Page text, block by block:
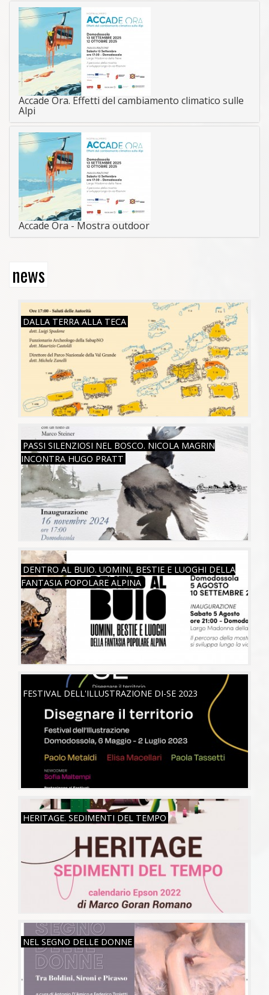
Accade Ora. Effetti del cambiamento climatico sulle
Alpi
Accade Ora - Mostra outdoor
news
DALLA TERRA ALLA TECA
SAB, 26/07/2025
PASSI SILENZIOSI NEL BOSCO. NICOLA MAGRIN
INCONTRA HUGO PRATT
SAB, 16/11/2024
DENTRO AL BUIO. UOMINI, BESTIE E LUOGHI DELLA
FANTASIA POPOLARE ALPINA
FESTIVAL DELL'ILLUSTRAZIONE DI-SE 2023
SAB, 06/05/2023
HERITAGE. SEDIMENTI DEL TEMPO
MAR, 26/07/2022
NEL SEGNO DELLE DONNE
VEN, 15/07/2022